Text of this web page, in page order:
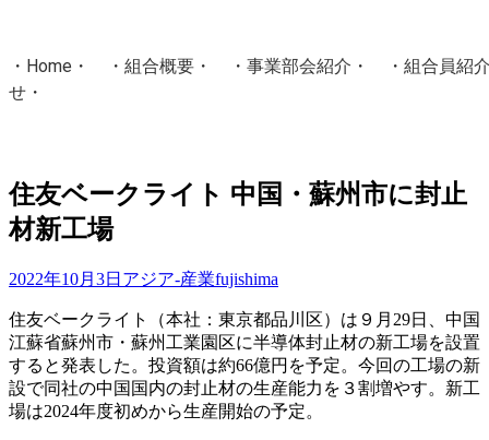
・ Home ・ ・ 組合概要 ・ ・ 事業部会紹介 ・ ・ 組合員紹
せ ・
国土交通省・経済産業省・農林水産省・厚生労働省 認可
住友ベークライト 中国・蘇州市に封止
材新工場
2022年10月3日 アジア-産業fujishima
住友ベークライト（本社：東京都品川区）は９月29日、中国
江蘇省蘇州市・蘇州工業園区に半導体封止材の新工場を設置
すると発表した。投資額は約66億円を予定。今回の工場の新
設で同社の中国国内の封止材の生産能力を３割増やす。新工
場は2024年度初めから生産開始の予定。